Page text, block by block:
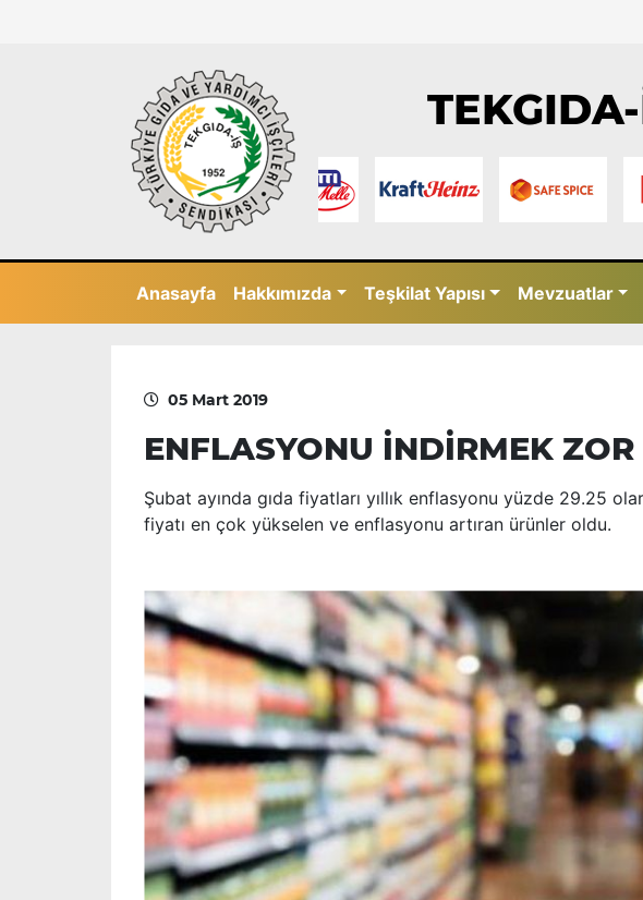
Anasayfa Hakkımızda Teşkilat Yapısı Mevzuatlar
05 Mart 2019
ENFLASYONU İNDİRMEK ZOR
Şubat ayında gıda fiyatları yıllık enflasyonu yüzde 29.25
fiyatı en çok yükselen ve enflasyonu artıran ürünler oldu.